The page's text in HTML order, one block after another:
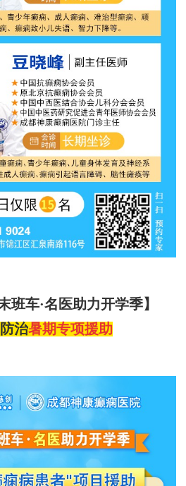
班车·名医助力开学季】
治暑期专项援助